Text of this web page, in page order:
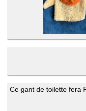
Ce gant de toilette fera